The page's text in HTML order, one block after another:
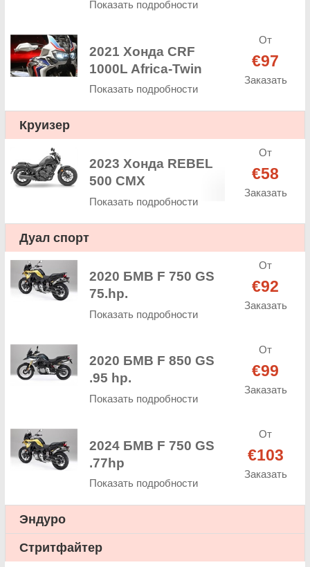
Показать подробности
2021 Хонда CRF
1000L Africa-Twin
Показать подробности
От
€97
Заказать
Круизер
2023 Хонда REBEL
500 CMX
Показать подробности
От
€58
Заказать
Дуал спорт
2020 БМВ F 750 GS
75.hp.
Показать подробности
От
€92
Заказать
2020 БМВ F 850 GS
.95 hp.
Показать подробности
От
€99
Заказать
2024 БМВ F 750 GS
.77hp
Показать подробности
От
€103
Заказать
Эндуро
Стритфайтер